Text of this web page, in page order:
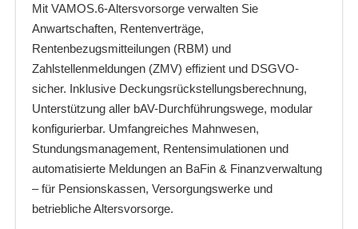
Mit VAMOS.6-Altersvorsorge verwalten Sie
Anwartschaften, Rentenverträge,
Rentenbezugsmitteilungen (RBM) und
Zahlstellenmeldungen (ZMV) effizient und DSGVO-
sicher. Inklusive Deckungsrückstellungsberechnung,
Unterstützung aller bAV-Durchführungswege, modular
konfigurierbar. Umfangreiches Mahnwesen,
Stundungsmanagement, Rentensimulationen und
automatisierte Meldungen an BaFin & Finanzverwaltung
– für Pensionskassen, Versorgungswerke und
betriebliche Altersvorsorge.